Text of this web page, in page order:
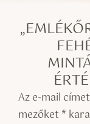
Az e-mail
mezőket *